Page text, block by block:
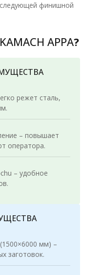
финишной
KAMACH APPA?
режет сталь,
– повышает
оператора.
– удобное
мм) –
заготовок.